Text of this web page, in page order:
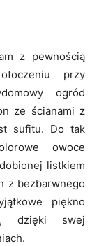
z pewnością
przy
ogród
ze ścianami z
sufitu. Do tak
owoce
listkiem
z bezbarwnego
piękno
dzięki swej